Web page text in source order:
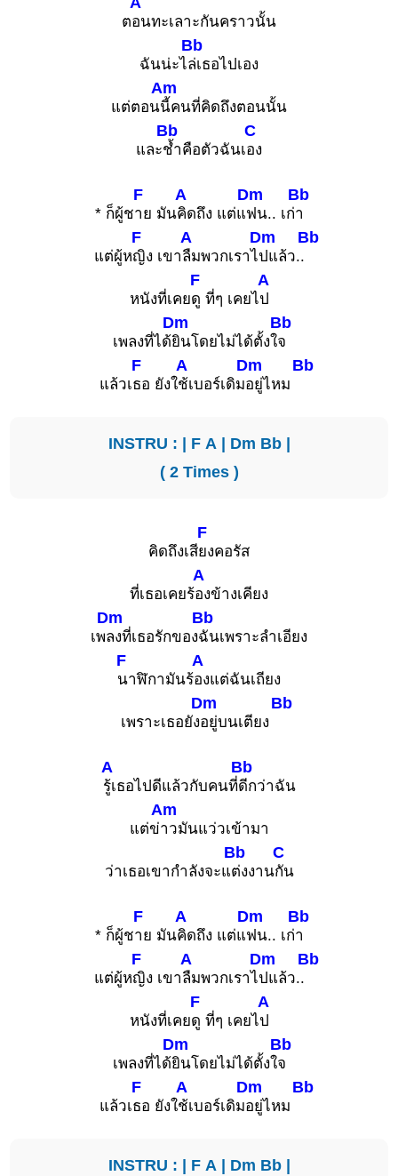
ตอนทะเลาะกันคราวนั้น
ฉันน่ะไ
Bb
ล่เธอไปเอง
แต่ตอน
Am
นี้คนที่คิดถึงตอนนั้น
และ
Bb
ช้ำคือตัวฉันเ
C
อง
* ก็ผู้ช
F
าย มัน
A
คิดถึง แต่แ
Dm
ฟน.. เก่
Bb
า
แต่ผู้ห
F
ญิง เขา
A
ลืมพวกเราไ
Dm
ปแล้ว..
Bb
หนังที่เคย
F
ดู ที่ๆ เคยไ
A
ป
เพลงที่ได้
Dm
ยินโดยไม่ได้ตั้งใ
Bb
จ
แล้วเ
F
ธอ ยังใ
A
ช้เบอร์เดิม
Dm
อยู่ไหม
Bb
INSTRU : | F A| Dm Bb|
( 2 Times )
คิดถึงเสี
F
ยงคอรัส
ที่เธอเคยร้
A
องข้างเคียง
เพ
Dm
ลงที่เธอรักของ
Bb
ฉันเพราะลำเอียง
F
นาฬิกามันร้
A
องแต่ฉันเถียง
เพราะเธอยัง
Dm
อยู่บนเตียง
Bb
A
รู้เธอไปดีแล้วกับคนที่
Bb
ดีกว่าฉัน
แต่ข่
Am
าวมันแว่วเข้ามา
ว่าเธอเขากำลังจะแ
Bb
ต่งงาน
C
กัน
* ก็ผู้ช
F
าย มัน
A
คิดถึง แต่แ
Dm
ฟน.. เก่
Bb
า
แต่ผู้ห
F
ญิง เขา
A
ลืมพวกเราไ
Dm
ปแล้ว..
Bb
หนังที่เคย
F
ดู ที่ๆ เคยไ
A
ป
เพลงที่ได้
Dm
ยินโดยไม่ได้ตั้งใ
Bb
จ
แล้วเ
F
ธอ ยังใ
A
ช้เบอร์เดิม
Dm
อยู่ไหม
Bb
INSTRU : | F A| Dm Bb|